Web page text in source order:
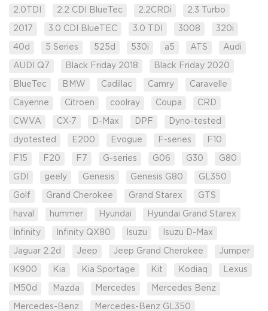
2.0TDI 2.2 CDI BlueTec 2.2CRDi 2.3 Turbo
2017 3.0 CDI BlueTEC 3.0 TDI 3008 320i
40d 5 Series 525d 530i a5 ATS Audi
AUDI Q7 Black Friday 2018 Black Friday 2020
BlueTec BMW Cadillac Camry Caravelle
Cayenne Citroen coolray Coupa CRD
CWVA CX-7 D-Max DPF Dyno-tested
dyotested E200 Evogue F-series F10
F15 F20 F7 G-series G06 G30 G80
GDI geely Genesis Genesis G80 GL350
Golf Grand Cherokee Grand Starex GTS
haval hummer Hyundai Hyundai Grand Starex
Infinity Infinity QX80 Isuzu Isuzu D-Max
Jaguar 2.2d Jeep Jeep Grand Cherokee Jumper
K900 Kia Kia Sportage Kit Kodiaq Lexus
M50d Mazda Mercedes Mercedes Benz
Mercedes-Benz Mercedes-Benz GL350